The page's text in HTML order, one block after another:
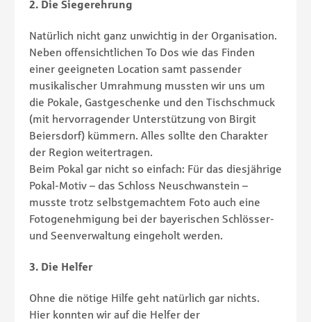
2. Die Siegerehrung
Natürlich nicht ganz unwichtig in der Organisation.
Neben offensichtlichen To Dos wie das Finden
einer geeigneten Location samt passender
musikalischer Umrahmung mussten wir uns um
die Pokale, Gastgeschenke und den Tischschmuck
(mit hervorragender Unterstützung von Birgit
Beiersdorf) kümmern. Alles sollte den Charakter
der Region weitertragen.
Beim Pokal gar nicht so einfach: Für das diesjährige
Pokal-Motiv – das Schloss Neuschwanstein –
musste trotz selbstgemachtem Foto auch eine
Fotogenehmigung bei der bayerischen Schlösser-
und Seenverwaltung eingeholt werden.
3. Die Helfer
Ohne die nötige Hilfe geht natürlich gar nichts.
Hier konnten wir auf die Helfer der